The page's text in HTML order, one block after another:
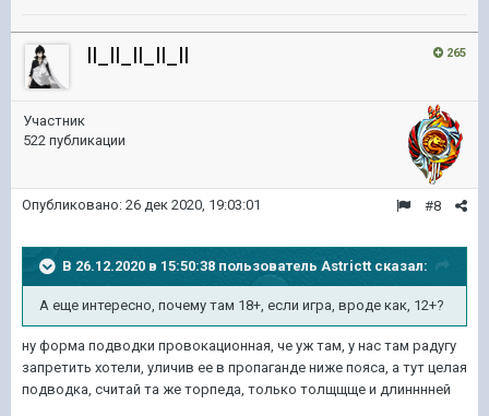
265
ll_ll_ll_ll_ll
Участник
522 публикации
#8
Опубликовано: 26 дек 2020, 19:03:01
В 26.12.2020 в 15:50:38 пользователь Astrictt сказал:
А еще интересно, почему там 18+, если игра, вроде как, 12+?
ну форма подводки провокационная, че уж там, у нас там радугу
запретить хотели, уличив ее в пропаганде ниже пояса, а тут целая
подводка, считай та же торпеда, только толщщще и длинннней